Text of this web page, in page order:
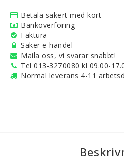
Betala säkert med kort
Banköverföring
Faktura
Säker e-handel
Maila oss, vi svarar snabbt!
Tel 013-3270080 kl 09.00-
Normal leverans 4-11